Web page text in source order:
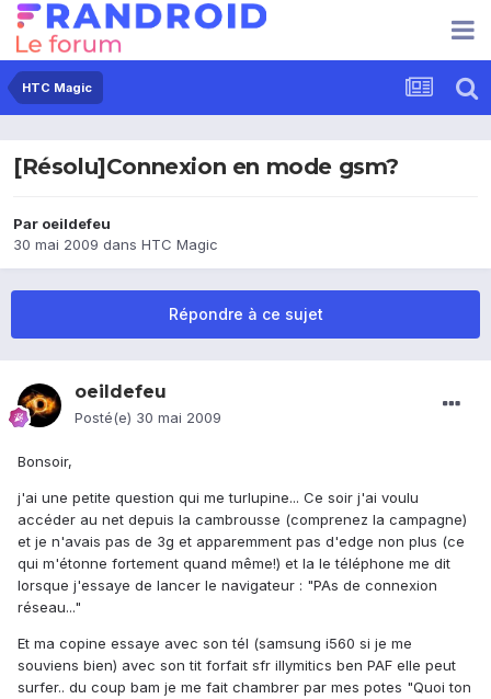
HTC Magic
[Résolu]Connexion en mode gsm?
Par oeildefeu
30 mai 2009 dans HTC Magic
Répondre à ce sujet
oeildefeu
Posté(e) 30 mai 2009
Bonsoir,
j'ai une petite question qui me turlupine... Ce soir j'ai voulu
accéder au net depuis la cambrousse (comprenez la campagne)
et je n'avais pas de 3g et apparemment pas d'edge non plus (ce
qui m'étonne fortement quand même!) et la le téléphone me dit
lorsque j'essaye de lancer le navigateur : "PAs de connexion
réseau..."
Et ma copine essaye avec son tél (samsung i560 si je me
souviens bien) avec son tit forfait sfr illymitics ben PAF elle peut
surfer.. du coup bam je me fait chambrer par mes potes "Quoi ton